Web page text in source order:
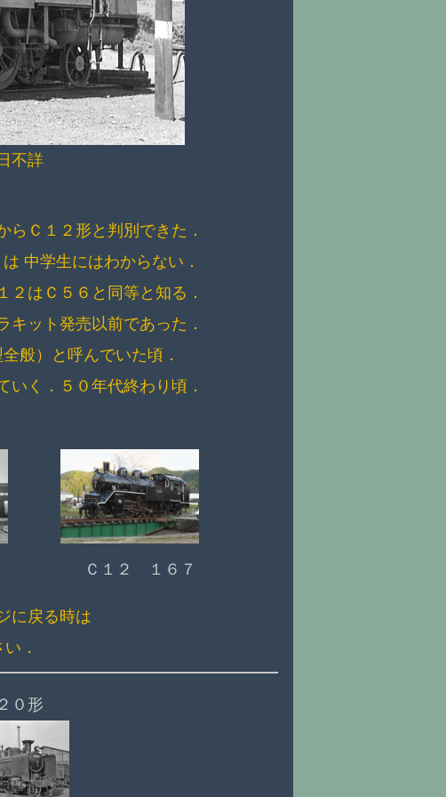
詳
Ｃ１２形と判別できた．
中学生にはわからない．
はＣ５６と同等と知る．
ット発売以前であった．
般）と呼んでいた頃．
く．５０年代終わり頃．
Ｃ１２ １６７
に戻る時は
．
０形